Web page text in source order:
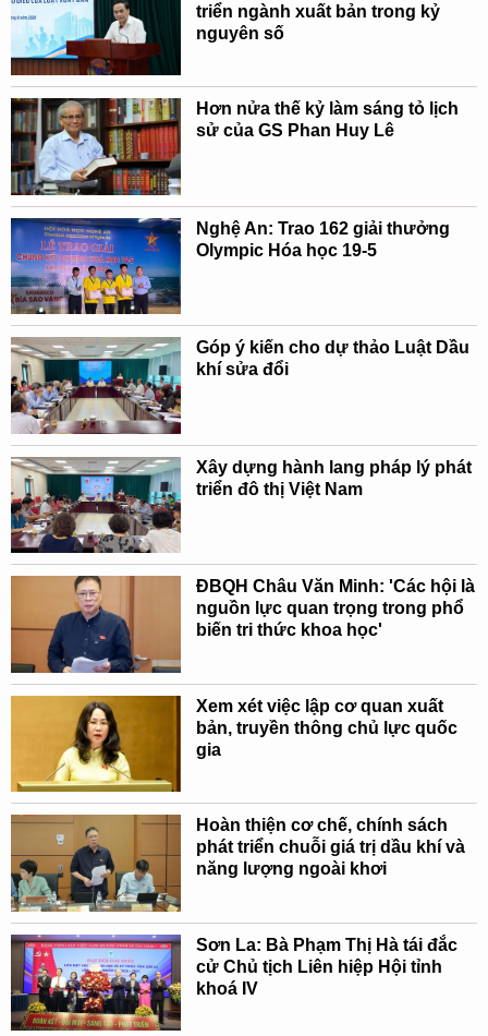
triển ngành xuất bản trong kỷ
nguyên số
Hơn nửa thế kỷ làm sáng tỏ lịch
sử của GS Phan Huy Lê
Nghệ An: Trao 162 giải thưởng
Olympic Hóa học 19-5
Góp ý kiến cho dự thảo Luật Dầu
khí sửa đổi
Xây dựng hành lang pháp lý phát
triển đô thị Việt Nam
ĐBQH Châu Văn Minh: 'Các hội là
nguồn lực quan trọng trong phổ
biến tri thức khoa học'
Xem xét việc lập cơ quan xuất
bản, truyền thông chủ lực quốc
gia
Hoàn thiện cơ chế, chính sách
phát triển chuỗi giá trị dầu khí và
năng lượng ngoài khơi
Sơn La: Bà Phạm Thị Hà tái đắc
cử Chủ tịch Liên hiệp Hội tỉnh
khoá IV